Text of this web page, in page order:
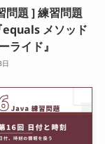
問題 ] 練習問題
equals メソッド
ライド』